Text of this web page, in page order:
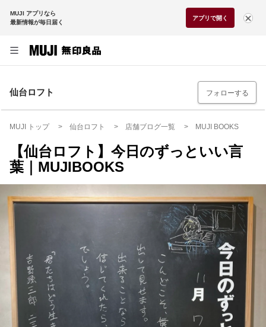
MUJI アプリなら
最新情報が毎日届く
アプリで開く
仙台ロフト フォローする
MUJI トップ 仙台ロフト 店舗ブログ一覧 MUJI BOOKS
【仙台ロフト】今日のずっといい言
葉｜MUJIBOOKS